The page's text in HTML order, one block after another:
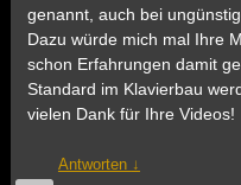
genannt, auch bei
Dazu würde mich mal Ihre
schon Erfahrungen damit
Standard im Klavierbau
vielen Dank für Ihre Videos!
Antworten ↓